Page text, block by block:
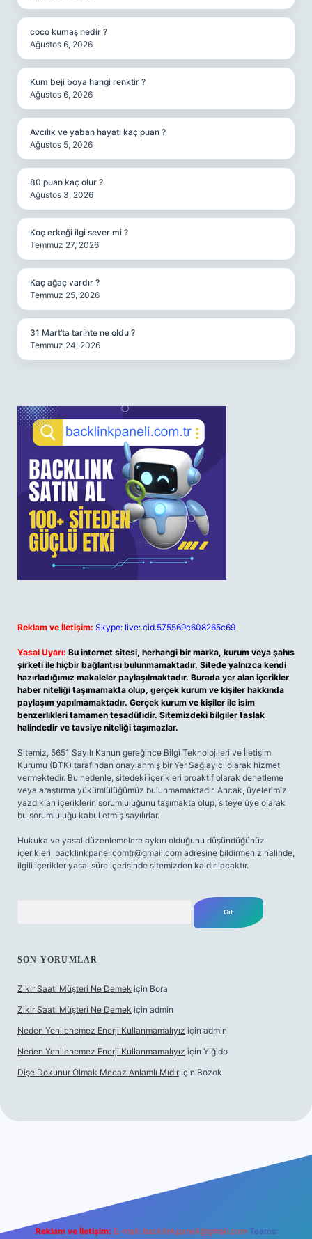
coco kumaş nedir ?
Ağustos 6, 2026
Kum beji boya hangi renktir ?
Ağustos 6, 2026
Avcılık ve yaban hayatı kaç puan ?
Ağustos 5, 2026
80 puan kaç olur ?
Ağustos 3, 2026
Koç erkeği ilgi sever mi ?
Temmuz 27, 2026
Kaç ağaç vardır ?
Temmuz 25, 2026
31 Mart’ta tarihte ne oldu ?
Temmuz 24, 2026
Reklam ve İletişim: Skype: live:.cid.575569c608265c69
Yasal Uyarı: Bu internet sitesi, herhangi bir marka, kurum veya şahıs
şirketi ile hiçbir bağlantısı bulunmamaktadır. Sitede yalnızca kendi
hazırladığımız makaleler paylaşılmaktadır. Burada yer alan içerikler
haber niteliği taşımamakta olup, gerçek kurum ve kişiler hakkında
paylaşım yapılmamaktadır. Gerçek kurum ve kişiler ile isim
benzerlikleri tamamen tesadüfidir. Sitemizdeki bilgiler taslak
halindedir ve tavsiye niteliği taşımazlar.
Sitemiz, 5651 Sayılı Kanun gereğince Bilgi Teknolojileri ve İletişim
Kurumu (BTK) tarafından onaylanmış bir Yer Sağlayıcı olarak hizmet
vermektedir. Bu nedenle, sitedeki içerikleri proaktif olarak denetleme
veya araştırma yükümlülüğümüz bulunmamaktadır. Ancak, üyelerimiz
yazdıkları içeriklerin sorumluluğunu taşımakta olup, siteye üye olarak
bu sorumluluğu kabul etmiş sayılırlar.
Hukuka ve yasal düzenlemelere aykırı olduğunu düşündüğünüz
içerikleri, backlinkpanelicomtr@gmail.com adresine bildirmeniz halinde,
ilgili içerikler yasal süre içerisinde sitemizden kaldırılacaktır.
SON YORUMLAR
Zikir Saati Müşteri Ne Demek için Bora
Zikir Saati Müşteri Ne Demek için admin
Neden Yenilenemez Enerji Kullanmamalıyız için admin
Neden Yenilenemez Enerji Kullanmamalıyız için Yiğido
Dişe Dokunur Olmak Mecaz Anlamlı Mıdır için Bozok
Reklam ve İletişim: E-mail: backlinkpaneli@gmail.com Teams: